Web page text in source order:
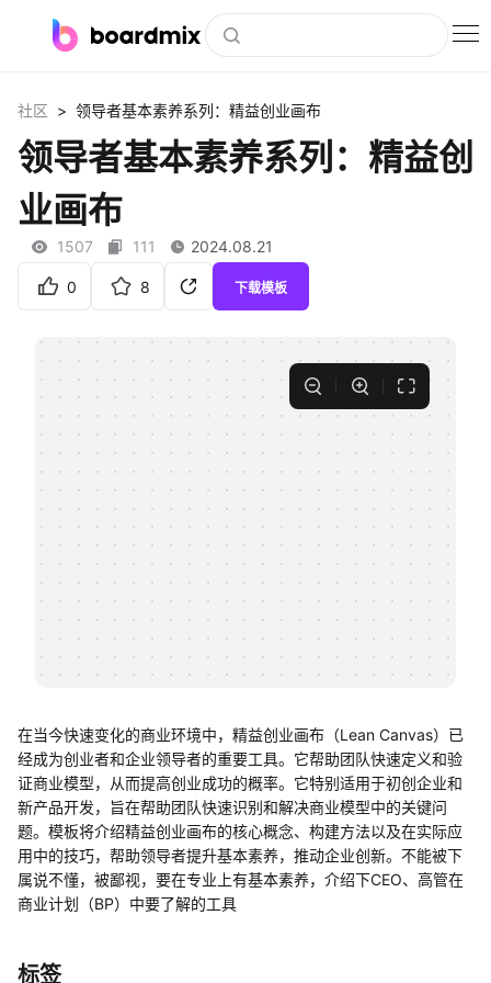
社区资源
会员
企业服务
客户案例
支持
帮助中心
社区 > 领导者基本素养系列：精益创业画布
领导者基本素养系列：精益创
业画布
1507 111 2024.08.21
0 8 下载模板
在当今快速变化的商业环境中，精益创业画布（Lean Canvas）已
经成为创业者和企业领导者的重要工具。它帮助团队快速定义和验
证商业模型，从而提高创业成功的概率。它特别适用于初创企业和
新产品开发，旨在帮助团队快速识别和解决商业模型中的关键问
题。模板将介绍精益创业画布的核心概念、构建方法以及在实际应
用中的技巧，帮助领导者提升基本素养，推动企业创新。不能被下
属说不懂，被鄙视，要在专业上有基本素养，介绍下CEO、高管在
商业计划（BP）中要了解的工具
标签